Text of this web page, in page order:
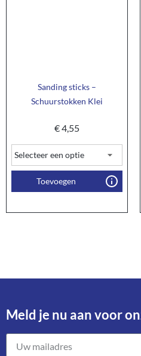
Sanding sticks –
Schuurstokken Klei
€4,55
Toevoegen
Meld je nu aan voor